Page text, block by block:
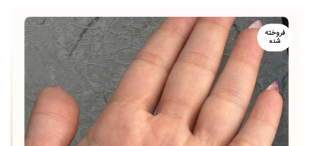
فروخته
شده